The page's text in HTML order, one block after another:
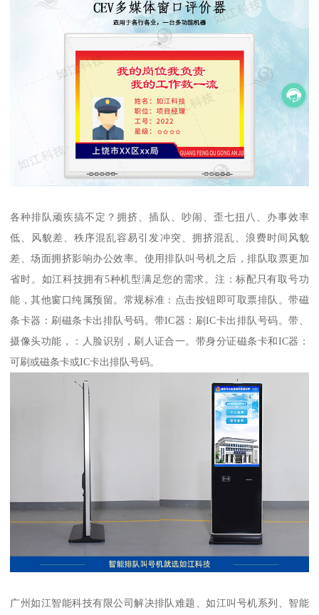
各种排队顽疾搞不定？拥挤、插队、吵闹、歪七扭八、办事效率
低、风貌差、秩序混乱容易引发冲突、拥挤混乱、浪费时间风貌
差、场面拥挤影响办公效率。使用排队叫号机之后，排队取票更加
省时。如江科技拥有5种机型满足您的需求。注：标配只有取号功
能，其他窗口纯属预留。常规标准：点击按钮即可取票排队。带磁
条卡器：刷磁条卡出排队号码。带IC器：刷IC卡出排队号码。带、
摄像头功能，：人脸识别，刷人证合一。带身分证磁条卡和IC器：
可刷或磁条卡或IC卡出排队号码。
广州如江智能科技有限公司解决排队难题、如江叫号机系列、智能